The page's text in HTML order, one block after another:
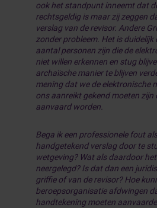
ook het standpunt inneemt dat
rechtsgeldig is maar zij zeggen
verslag van de revisor. Andere
zonder probleem. Het is duidelijk
aantal personen zijn die de
niet willen erkennen en stug
archaïsche manier te blijven
mening dat we de elektronische
ons aanreikt gekend moeten zijn
aanvaard worden.
Bega ik een professionele fout
handgetekend verslag door te
wetgeving? Wat als daardoor
neergelegd? Is dat dan een
griffie of van de revisor? Hoe
beroepsorganisatie afdwingen
handtekening moeten